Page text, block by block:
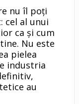
nu îl poți
cel al unui
ca și cum
Nu este
pielea
industria
au